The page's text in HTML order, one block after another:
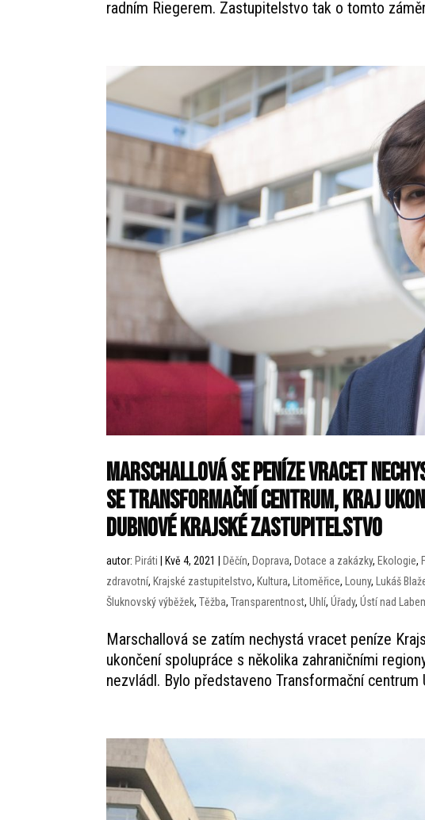
radním Riegerem. Zastupitelstvo tak o tomto
Marschallová se peníze vracet
se Transformační centrum, kraj
dubnové krajské zastupitelstvo
autor: Piráti Kvě 4, 2021 Děčín, Doprava, Dotace a zakázky, Ekologie,
zdravotní, Krajské zastupitelstvo, Kultura, Litoměřice, Louny, Lukáš
Šluknovský výběžek,Těžba,Transparentnost,Uhlí,Úřady,Ústí nad
Marschallová se zatím nechystá vracet peníze
ukončení spolupráce s několika zahraničními
nezvládl. Bylo představeno Transformační centrum